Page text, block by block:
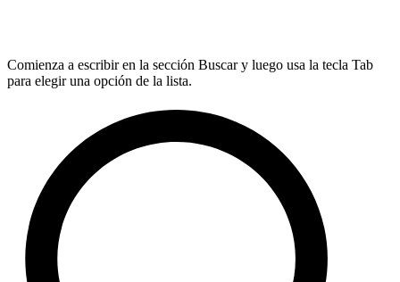
Comienza a escribir en la sección Buscar y luego usa la tecla Tab
para elegir una opción de la lista.